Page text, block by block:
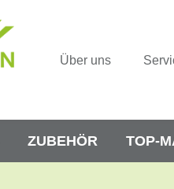
Über uns
ZUBEHÖR TOP-